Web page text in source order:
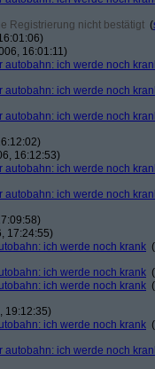
Registrierung nicht bestätigt (
16:01:11)
autobahn: ich werde noch
autobahn: ich werde noch
autobahn: ich werde noch
16:12:53)
autobahn: ich werde noch
autobahn: ich werde noch
17:24:55)
ich werde noch krank (
ich werde noch krank (
ich werde noch krank (
19:12:35)
ich werde noch krank (
autobahn: ich werde noch